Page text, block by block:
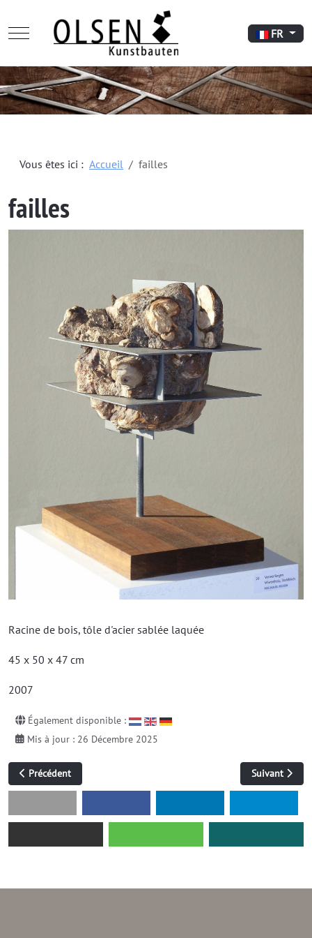
Mobile Menu Toggle FR
Vous êtes ici : Accueil failles
failles
Racine de bois, tôle d'acier sablée laquée
45 x 50 x 47 cm
2007
Également disponible :
Mis à jour : 26 Décembre 2025
Article précédent : sans titre (tôle laminée à chaud)
Précédent Article
Suivant